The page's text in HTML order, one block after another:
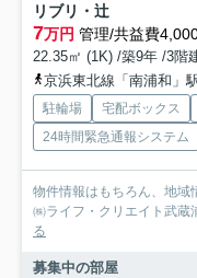
リブリ・辻
7万円 管理/共益費
22.35㎡ (1K) /築9年 /3階
京浜東北線「南浦和」
駐輪場 宅配ボックス
24時間緊急通報システム
物件情報はもちろん、地域
㈱ライフ・クリエイト武蔵
る
募集中の部屋